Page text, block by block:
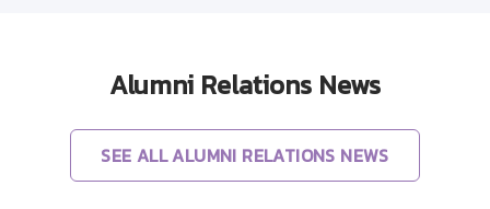
Alumni Relations News
SEE ALL ALUMNI RELATIONS NEWS